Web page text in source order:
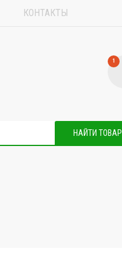
КОНТАКТЫ
1
НАЙТИ ТОВАР